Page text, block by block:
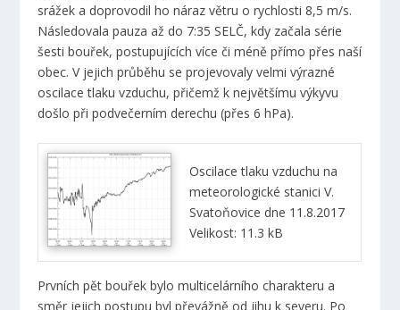
srážek a doprovodil ho náraz větru o rychlosti 8,5 m/s.
Následovala pauza až do 7:35 SELČ, kdy začala série
šesti bouřek, postupujících více či méně přímo přes naší
obec. V jejich průběhu se projevovaly velmi výrazné
oscilace tlaku vzduchu, přičemž k největšímu výkyvu
došlo při podvečerním derechu (přes 6 hPa).
Oscilace tlaku vzduchu na
meteorologické stanici V.
Svatoňovice dne 11.8.2017
Velikost: 11.3 kB
Prvních pět bouřek bylo multicelárního charakteru a
směr jejich postupu byl převážně od jihu k severu. Po